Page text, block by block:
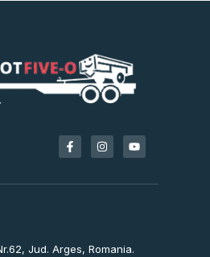
Jud. Arges, Romania.